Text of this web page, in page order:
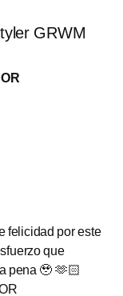
GRWM
felicidad por este
que
pena 🥹 🫶🏻